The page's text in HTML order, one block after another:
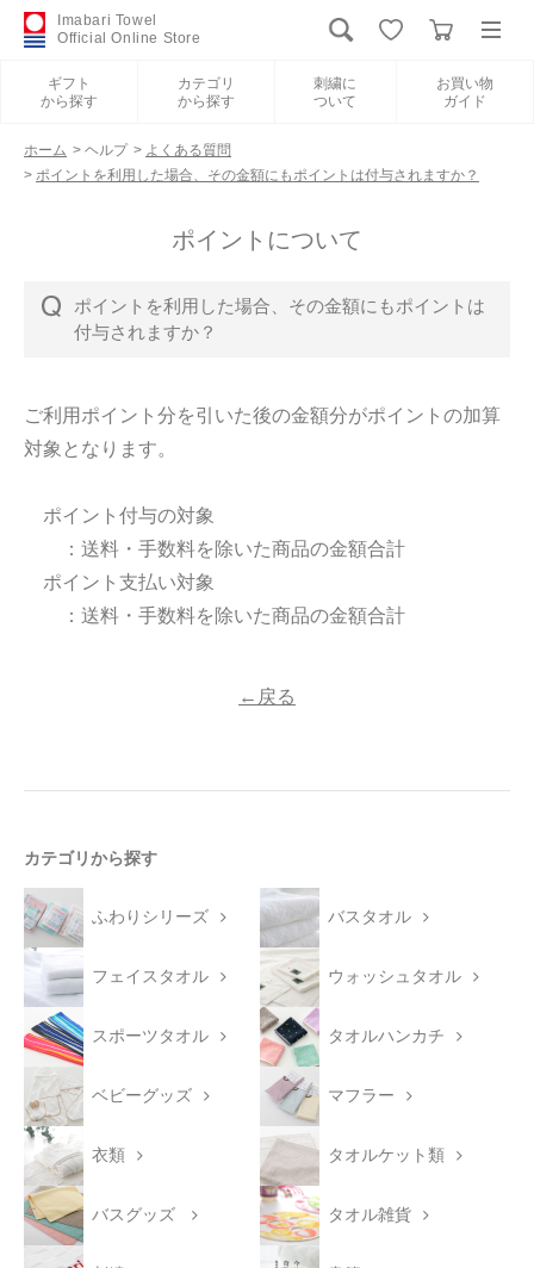
Imabari Towel
Official Online Store
ギフト
から探す
カテゴリ
から探す
刺繍に
ついて
お買い物
ガイド
新規会員登録
刺繍について
お買い物ガイド
今治タオルについて
お問い合わせ
ホーム > ヘルプ > よくある質問
> ポイントを利用した場合、その金額にもポイントは付与されますか？
ポイントについて
ポイントを利用した場合、その金額にもポイントは
付与されますか？
ご利用ポイント分を引いた後の金額分がポイントの加算
対象となります。
ポイント付与の対象
：送料・手数料を除いた商品の金額合計
ポイント支払い対象
：送料・手数料を除いた商品の金額合計
←戻る
カテゴリから探す
ふわりシリーズ バスタオル
フェイスタオル ウォッシュタオル
スポーツタオル タオルハンカチ
ベビーグッズ マフラー
衣類 タオルケット類
バスグッズ タオル雑貨